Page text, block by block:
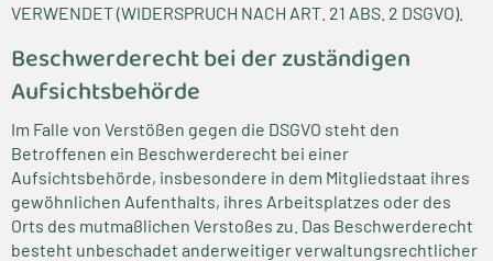
VERWENDET (WIDERSPRUCH NACH ART. 21 ABS. 2 DSGVO).
Beschwerde­recht bei der zuständigen
Aufsichts­behörde
Im Falle von Verstößen gegen die DSGVO steht den
Betroffenen ein Beschwerderecht bei einer
Aufsichtsbehörde, insbesondere in dem Mitgliedstaat ihres
gewöhnlichen Aufenthalts, ihres Arbeitsplatzes oder des
Orts des mutmaßlichen Verstoßes zu. Das Beschwerderecht
besteht unbeschadet anderweitiger verwaltungsrechtlicher